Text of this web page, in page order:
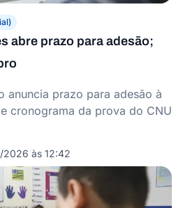
abre prazo para adesão;
anuncia prazo para adesão à
cronograma da prova do CNU
às 12:42